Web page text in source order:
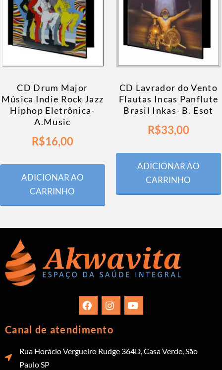
CD Drum Major
Música Indie Rock Jazz
Hiphop Eletrônica-
A.Music
R$16,00
ADICIONAR AO
CARRINHO
CD Lavrador do Vento
Flautas Incas Panflute
Brasil Inkas- B. Esot
R$33,00
ADICIONAR AO
CARRINHO
Canal de atendimento
Rua Horácio Vergueiro Rudge 364D, Casa Verde, São
Paulo SP